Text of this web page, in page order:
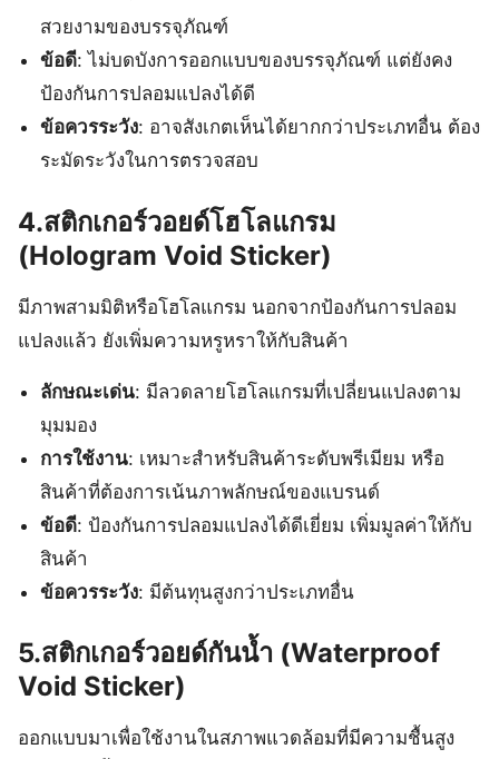
สวยงามของบรรจุภัณฑ์
ข้อดี: ไม่บดบังการออกแบบของบรรจุภัณฑ์ แต่ยังคง
ป้องกันการปลอมแปลงได้ดี
ข้อควรระวัง: อาจสังเกตเห็นได้ยากกว่าประเภทอื่น ต้อง
ระมัดระวังในการตรวจสอบ
4.สติกเกอร์วอยด์โฮโลแกรม
(Hologram Void Sticker)
มีภาพสามมิติหรือโฮโลแกรม นอกจากป้องกันการปลอม
แปลงแล้ว ยังเพิ่มความหรูหราให้กับสินค้า
ลักษณะเด่น: มีลวดลายโฮโลแกรมที่เปลี่ยนแปลงตาม
มุมมอง
การใช้งาน: เหมาะสำหรับสินค้าระดับพรีเมียม หรือ
สินค้าที่ต้องการเน้นภาพลักษณ์ของแบรนด์
ข้อดี: ป้องกันการปลอมแปลงได้ดีเยี่ยม เพิ่มมูลค่าให้กับ
สินค้า
ข้อควรระวัง: มีต้นทุนสูงกว่าประเภทอื่น
5.สติกเกอร์วอยด์กันน้ำ (Waterproof
Void Sticker)
ออกแบบมาเพื่อใช้งานในสภาพแวดล้อมที่มีความชื้นสูง